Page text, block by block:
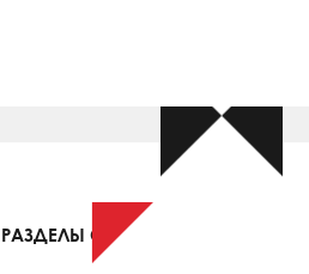
РАЗДЕЛЫ САЙТА